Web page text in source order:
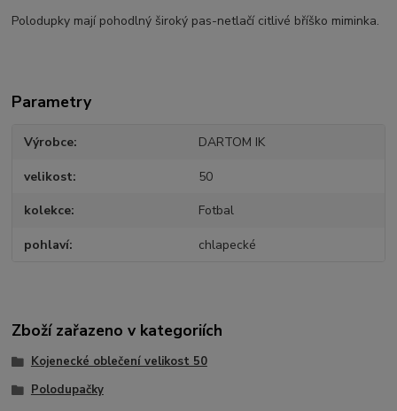
Polodupky mají pohodlný široký pas-netlačí citlivé bříško miminka.
Parametry
Výrobce DARTOM IK
velikost 50
kolekce Fotbal
pohlaví chlapecké
Zboží zařazeno v kategoriích
Kojenecké oblečení velikost 50
Polodupačky